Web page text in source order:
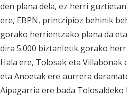
den plana dela, ez herri guztietan
ere, EBPN, printzipioz behinik
gorako herrientzako plana da
dira 5.000 biztanletik gorako
Hala ere, Tolosak eta Villabonak
eta Anoetak ere aurrera
Aipagarria ere bada Tolosaldeko